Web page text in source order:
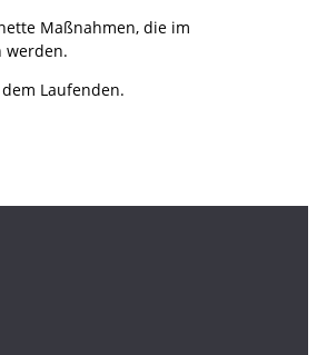
Maßnahmen, die im
werden.
Laufenden.